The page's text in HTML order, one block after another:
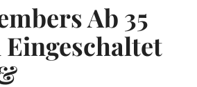
Ab 35
Eingeschaltet